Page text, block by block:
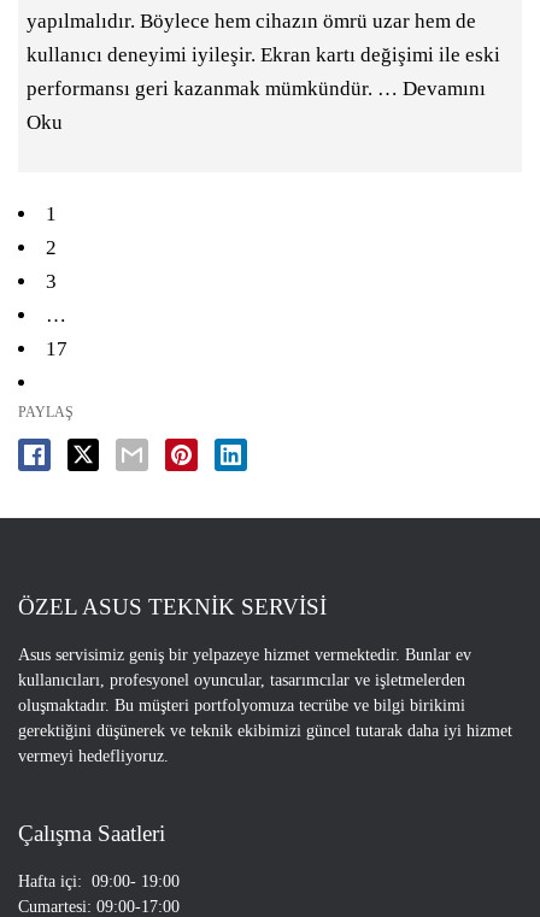
yapılmalıdır. Böylece hem cihazın ömrü uzar hem de
kullanıcı deneyimi iyileşir. Ekran kartı değişimi ile eski
performansı geri kazanmak mümkündür. … Devamını
Oku
1
2
3
…
17
PAYLAŞ
ÖZEL ASUS TEKNİK SERVİSİ
Asus servisimiz geniş bir yelpazeye hizmet vermektedir. Bunlar ev
kullanıcıları, profesyonel oyuncular, tasarımcılar ve işletmelerden
oluşmaktadır. Bu müşteri portfolyomuza tecrübe ve bilgi birikimi
gerektiğini düşünerek ve teknik ekibimizi güncel tutarak daha iyi hizmet
vermeyi hedefliyoruz.
Çalışma Saatleri
Hafta içi: 09:00- 19:00
Cumartesi: 09:00-17:00